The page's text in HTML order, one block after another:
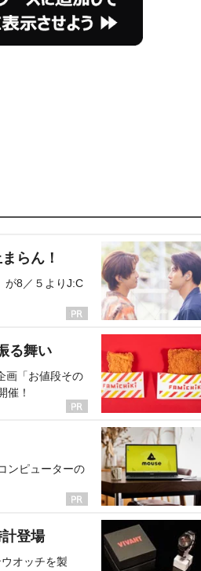
らん！
が8／５よりJ:C
る舞い
画「お値段その
催！
ンピューターの
登場
オッチを製